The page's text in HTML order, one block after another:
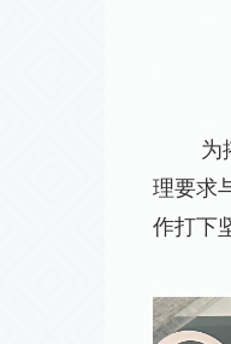
为
理要求
作打下